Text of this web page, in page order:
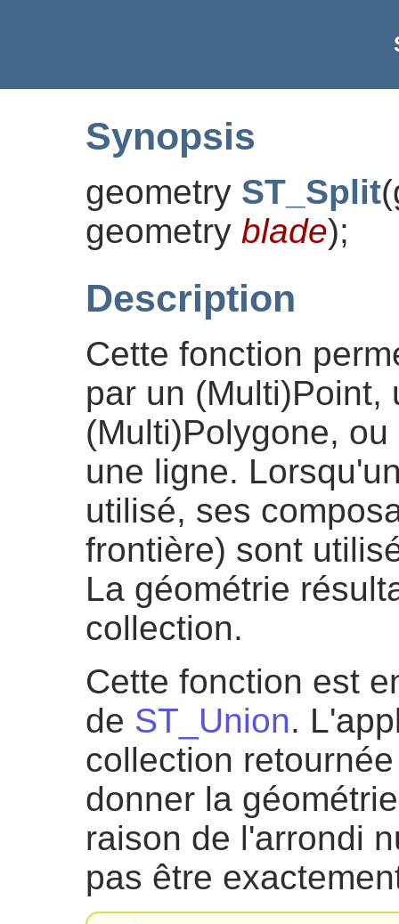
Synopsis
geometry ST_Split(
geometry blade);
Description
Cette fonction
par un (Multi)Point,
(Multi)Polygone,
une ligne.
utilisé, ses
frontière) sont
La géométrie
collection.
Cette fonction est
de ST_Union.
collection
donner la
raison de l'arrondi
pas être